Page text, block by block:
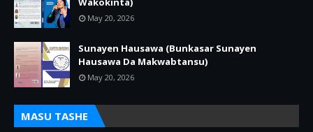
May 20, 2026
Sunayen Hausawa (Bunkasar Sunayen
Hausawa Da Makwabtansu)
May 20, 2026
MASU TASHE